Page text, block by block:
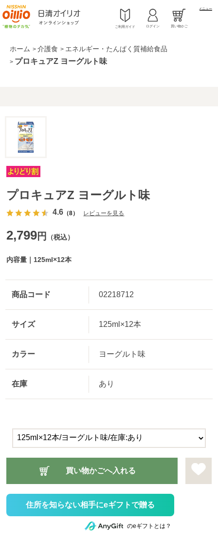
ご利用ガイド ログイン 買い物かご
メニュー
ホーム > 介護食 > エネルギー・たんぱく質補給食品
> プロキュアZ ヨーグルト味
プロキュアZ ヨーグルト味
4.6 （8） レビューを見る
内容量｜125ml×12本
2,799円 （税込）
商品コード 02218712
サイズ 125ml×12本
カラー ヨーグルト味
在庫 あり
住所を知らない相手にeギフトで贈る
のeギフトとは？